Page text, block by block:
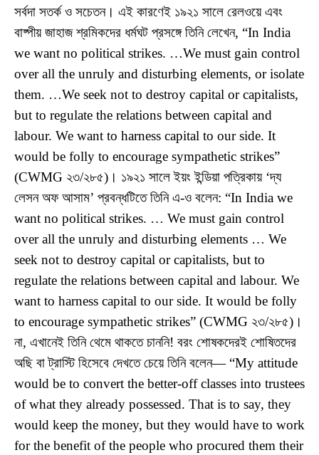
সর্বদা সতর্ক ও সচেতন। এই কারণেই ১৯২১ সালে রেলওয়ে এবং
বাষ্পীয় জাহাজ শ্রমিকদের ধর্মঘট প্রসঙ্গে তিনি লেখেন, “In India
we want no political strikes. …We must gain control
over all the unruly and disturbing elements, or isolate
them. …We seek not to destroy capital or capitalists,
but to regulate the relations between capital and
labour. We want to harness capital to our side. It
would be folly to encourage sympathetic strikes”
(CWMG ২৩/২৮৫)। ১৯২১ সালে ইয়ং ইন্ডিয়া পত্রিকায় ‘দ্য
লেসন অফ আসাম’ প্রবন্ধটিতে তিনি এ-ও বলেন: “In India we
want no political strikes. … We must gain control
over all the unruly and disturbing elements … We
seek not to destroy capital or capitalists, but to
regulate the relations between capital and labour. We
want to harness capital to our side. It would be folly
to encourage sympathetic strikes” (CWMG ২৩/২৮৫)।
না, এখানেই তিনি থেমে থাকতে চাননি! বরং শোষকদেরই শোষিতদের
অছি বা ট্রাস্টি হিসেবে দেখতে চেয়ে তিনি বলেন— “My attitude
would be to convert the better-off classes into trustees
of what they already possessed. That is to say, they
would keep the money, but they would have to work
for the benefit of the people who procured them their